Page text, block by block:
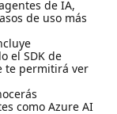
de IA,
de uso más
el SDK de
te permitirá ver
como Azure AI